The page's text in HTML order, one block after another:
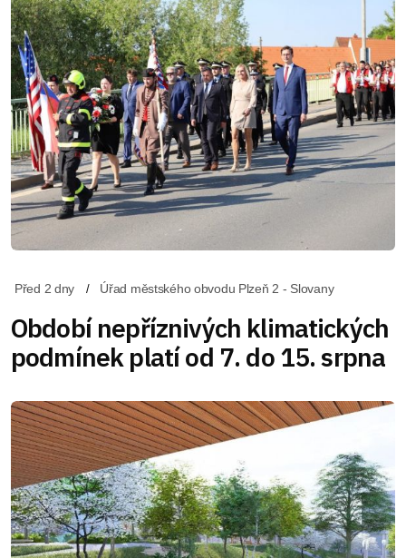
Před 2 dny Úřad městského obvodu Plzeň 2 - Slovany
Období nepříznivých klimatických
podmínek platí od 7. do 15. srpna